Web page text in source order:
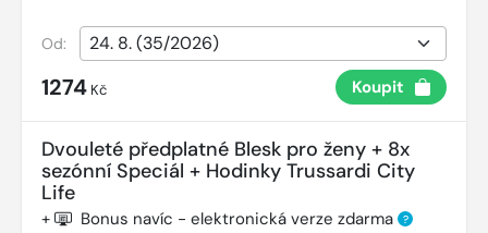
Od:
1274 Kč Koupit
Dvouleté předplatné Blesk pro ženy + 8x
sezónní Speciál + Hodinky Trussardi City
Life
+ Bonus navíc - elektronická verze zdarma ?